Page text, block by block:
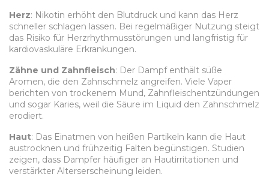
Herz: Nikotin erhöht den Blutdruck und kann das Herz
schneller schlagen lassen. Bei regelmäßiger Nutzung steigt
das Risiko für Herzrhythmusstörungen und langfristig für
kardiovaskuläre Erkrankungen.
Zähne und Zahnfleisch: Der Dampf enthält süße
Aromen, die den Zahnschmelz angreifen. Viele Vaper
berichten von trockenem Mund, Zahnfleischentzündungen
und sogar Karies, weil die Säure im Liquid den Zahnschmelz
erodiert.
Haut: Das Einatmen von heißen Partikeln kann die Haut
austrocknen und frühzeitig Falten begünstigen. Studien
zeigen, dass Dampfer häufiger an Hautirritationen und
verstärkter Alterserscheinung leiden.